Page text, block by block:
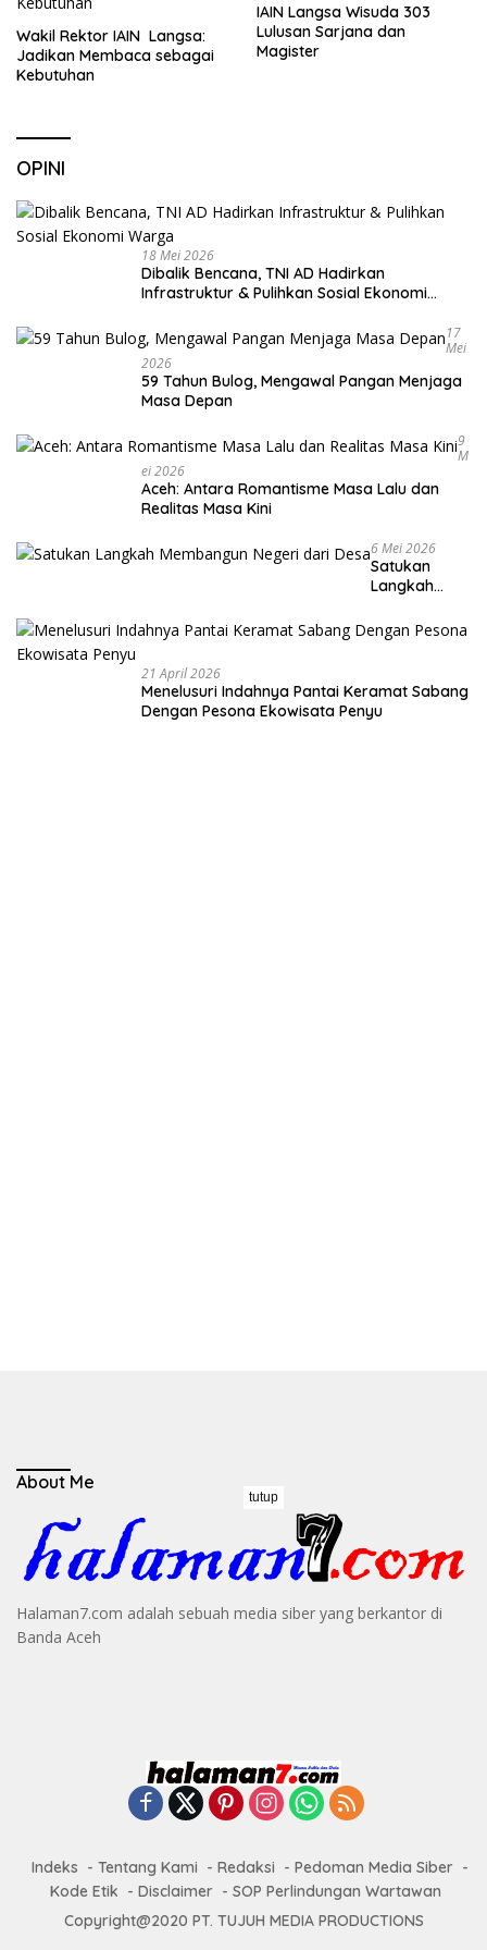
Wakil Rektor IAIN Langsa:
Jadikan Membaca sebagai
Kebutuhan
IAIN Langsa Wisuda 303
Lulusan Sarjana dan
Magister
OPINI
18 Mei 2026
Dibalik Bencana, TNI AD Hadirkan
Infrastruktur & Pulihkan Sosial Ekonomi
17
Mei
2026
59 Tahun Bulog, Mengawal Pangan Menjaga
Masa Depan
9
M
Ei 2026
Aceh: Antara Romantisme Masa Lalu dan
Realitas Masa Kini
6 Mei 2026
Satukan
Langkah
Negeri dari
Desa
21 April 2026
Menelusuri Indahnya Pantai Keramat Sabang
Dengan Pesona Ekowisata Penyu
About Me
Halaman7.com adalah sebuah media siber yang berkantor di
Banda Aceh
Indeks Tentang Kami Redaksi
Pedoman Media Siber
Kode Etik
Disclaimer
SOP Perlindungan Wartawan
Copyright@2020 PT. TUJUH MEDIA PRODUCTIONS
tutup